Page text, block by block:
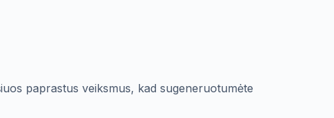
paprastus veiksmus, kad sugeneruotumėte